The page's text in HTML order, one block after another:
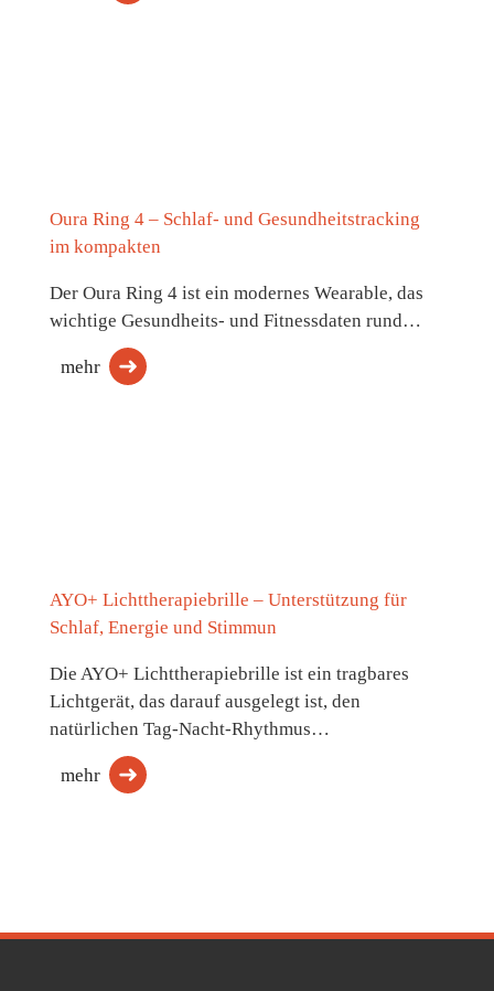
Oura Ring 4 – Schlaf- und Gesundheitstracking
im kompakten
Der Oura Ring 4 ist ein modernes Wearable, das
wichtige Gesundheits- und Fitnessdaten rund…
mehr
AYO+ Lichttherapiebrille – Unterstützung für
Schlaf, Energie und Stimmun
Die AYO+ Lichttherapiebrille ist ein tragbares
Lichtgerät, das darauf ausgelegt ist, den
natürlichen Tag-Nacht-Rhythmus…
mehr